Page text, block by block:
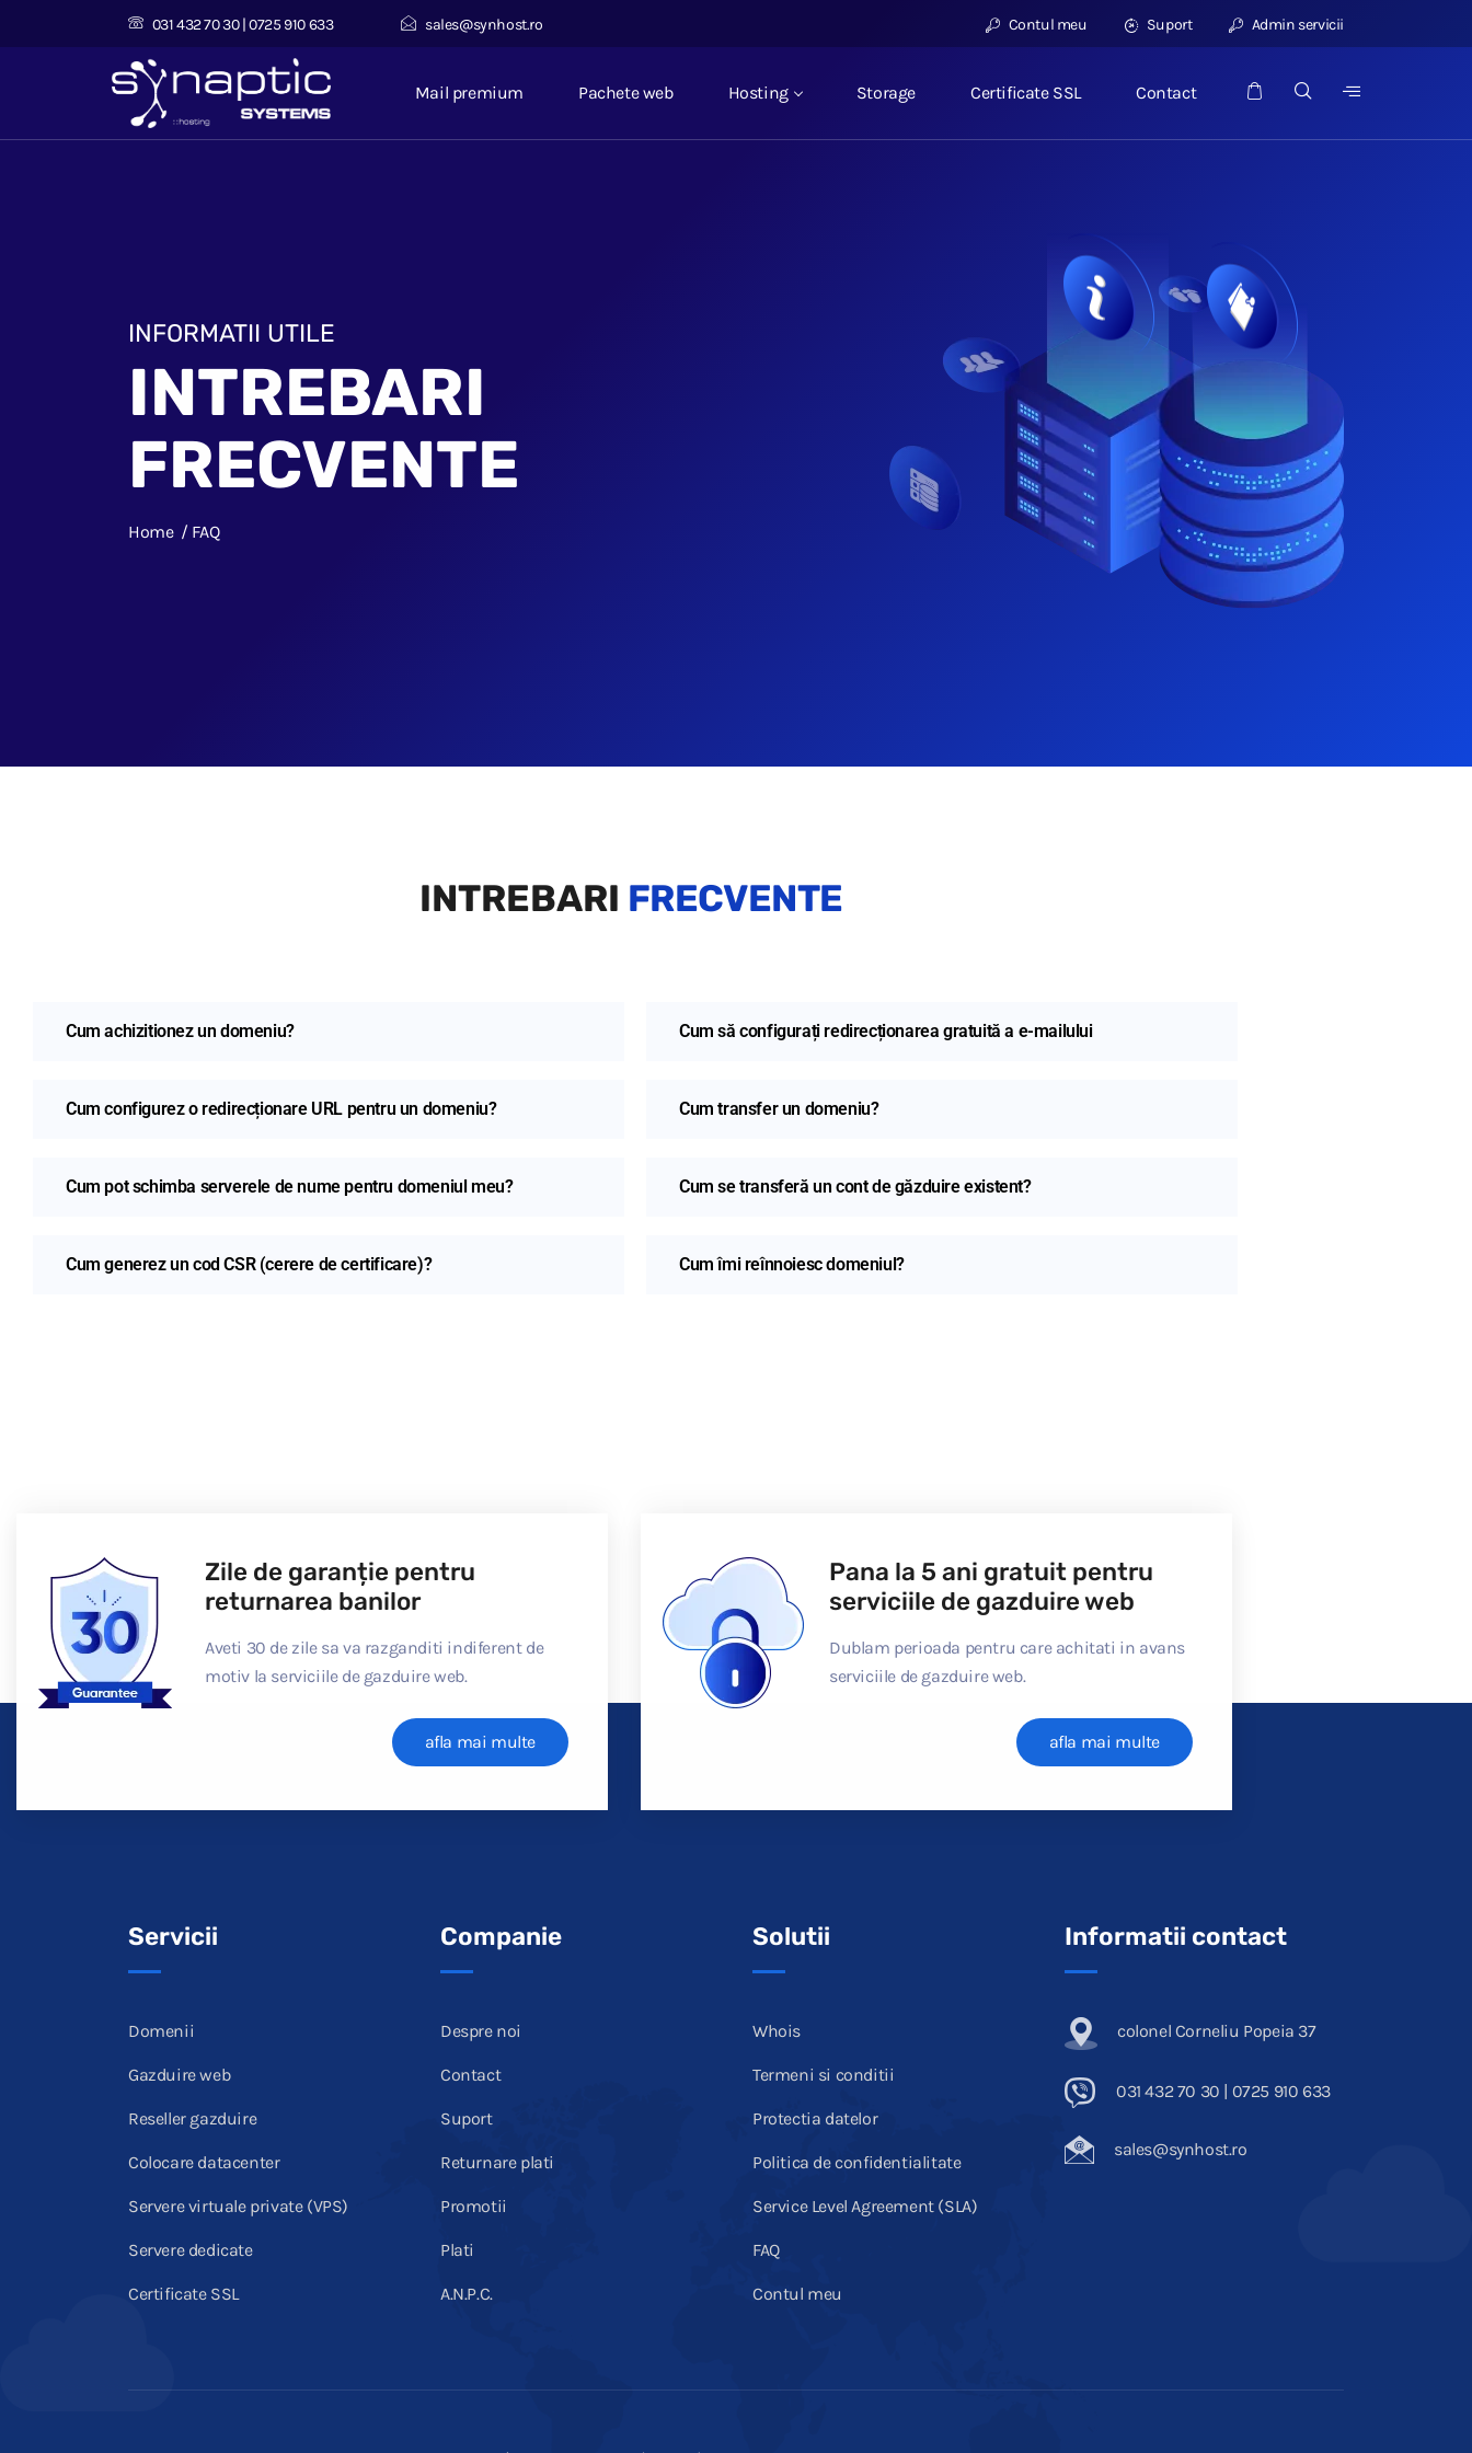
031 432 70 30 | 0725 910 633 sales@synhost.ro Contul meu Suport Admin servicii
Mail premium Pachete web Hosting Storage Certificate SSL Contact
INFORMATII UTILE
INTREBARI
FRECVENTE
Home FAQ
INTREBARI FRECVENTE
Cum achizitionez un domeniu?
Cum configurez o redirecționare URL pentru un domeniu?
Cum pot schimba serverele de nume pentru domeniul meu?
Cum generez un cod CSR (cerere de certificare)?
Cum să configurați redirecționarea gratuită a e-mailului
Cum transfer un domeniu?
Cum se transferă un cont de găzduire existent?
Cum îmi reînnoiesc domeniul?
Zile de garanție pentru
returnarea banilor
Aveti 30 de zile sa va razganditi indiferent de
motiv la serviciile de gazduire web.
afla mai multe
Pana la 5 ani gratuit pentru
serviciile de gazduire web
Dublam perioada pentru care achitati in avans
serviciile de gazduire web.
afla mai multe
Servicii
Domenii
Gazduire web
Reseller gazduire
Colocare datacenter
Servere virtuale private (VPS)
Servere dedicate
Certificate SSL
Companie
Despre noi
Contact
Suport
Returnare plati
Promotii
Plati
A.N.P.C.
Solutii
Whois
Termeni si conditii
Protectia datelor
Politica de confidentialitate
Service Level Agreement (SLA)
FAQ
Contul meu
Informatii contact
colonel Corneliu Popeia 37
031 432 70 30 | 0725 910 633
sales@synhost.ro